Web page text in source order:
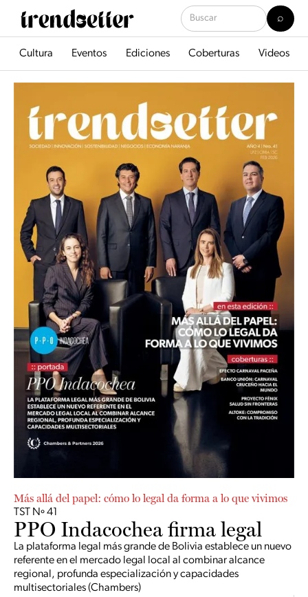
Cultura Eventos Ediciones Coberturas Videos
Más allá del papel: cómo lo legal da forma a lo que vivimos
TST Nº 41
PPO Indacochea firma legal
La plataforma legal más grande de Bolivia establece un nuevo
referente en el mercado legal local al combinar alcance
regional, profunda especialización y capacidades
multisectoriales (Chambers)